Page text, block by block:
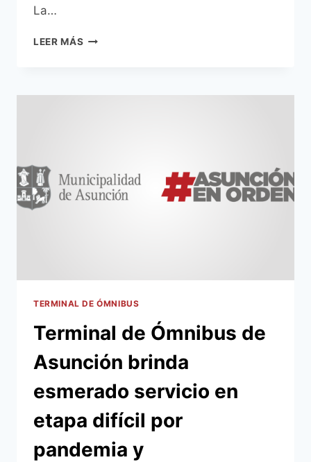
La…
LEER MÁS AVANZAN
LA
TERMINAL DE ÓMNIBUS
Terminal de Ómnibus de
Asunción brinda
esmerado servicio en
etapa difícil por
pandemia y